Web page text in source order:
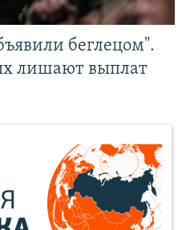
беглецом".
лишают выплат